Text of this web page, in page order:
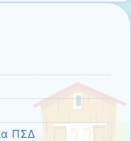
ΠΣΔ